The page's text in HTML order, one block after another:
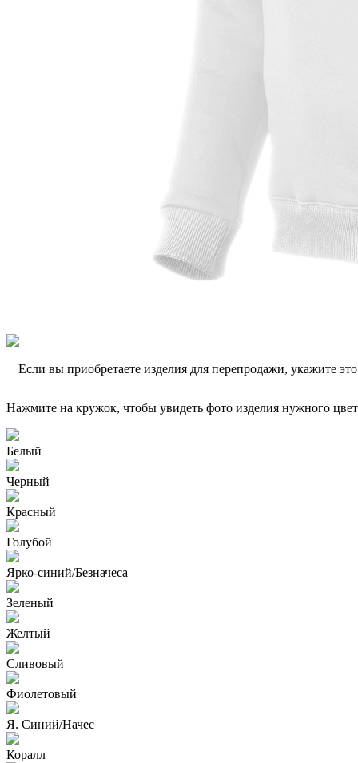
Если вы приобретаете изделия для перепродажи, укажите
Нажмите на кружок, чтобы увидеть фото изделия нужного
Белый
Черный
Красный
Голубой
Ярко-синий/Безначеса
Зеленый
Желтый
Сливовый
Фиолетовый
Я. Синий/Начес
Коралл